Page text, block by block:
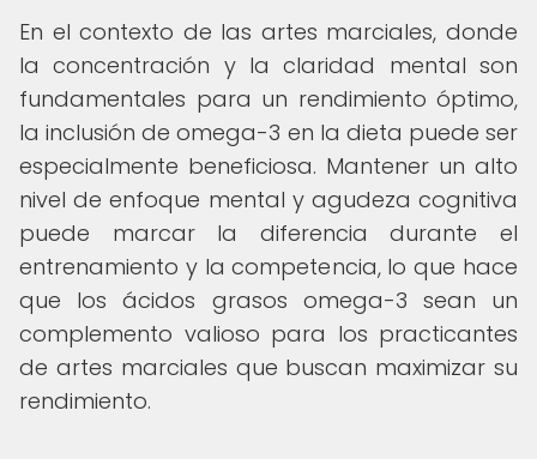
En el contexto de las artes marciales, donde
la concentración y la claridad mental son
fundamentales para un rendimiento óptimo,
la inclusión de omega-3 en la dieta puede ser
especialmente beneficiosa. Mantener un alto
nivel de enfoque mental y agudeza cognitiva
puede marcar la diferencia durante el
entrenamiento y la competencia, lo que hace
que los ácidos grasos omega-3 sean un
complemento valioso para los practicantes
de artes marciales que buscan maximizar su
rendimiento.